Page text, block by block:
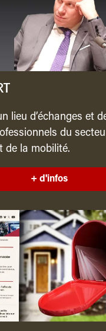
lieu d’échanges et
du
de la mobilité.
+ d'infos